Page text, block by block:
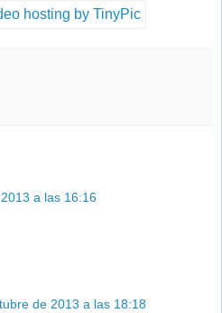
a las 16:16
de 2013 a las 18:18